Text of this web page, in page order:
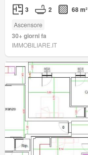
3 2 68 m²
Ascensore
30+ giorni fa
IMMOBILIARE.IT